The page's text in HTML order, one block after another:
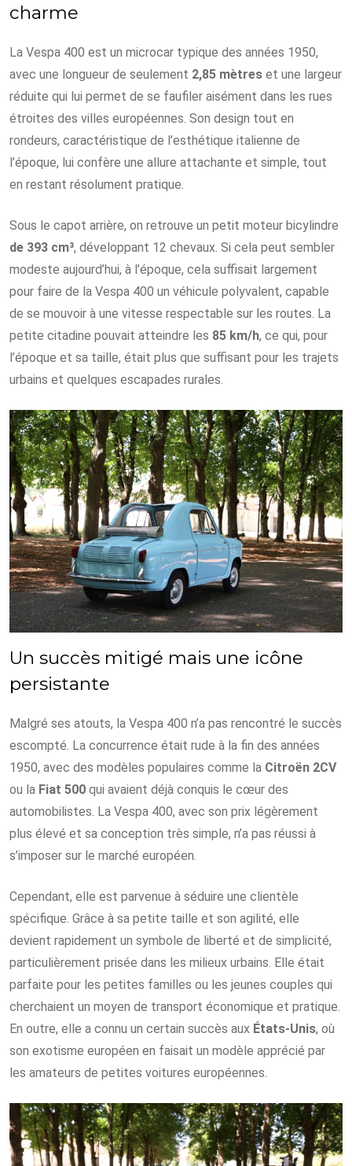
charme
La Vespa 400 est un microcar typique des années 1950,
avec une longueur de seulement 2,85 mètres et une largeur
réduite qui lui permet de se faufiler aisément dans les rues
étroites des villes européennes. Son design tout en
rondeurs, caractéristique de l’esthétique italienne de
l’époque, lui confère une allure attachante et simple, tout
en restant résolument pratique.
Sous le capot arrière, on retrouve un petit moteur bicylindre
de 393 cm³, développant 12 chevaux. Si cela peut sembler
modeste aujourd’hui, à l’époque, cela suffisait largement
pour faire de la Vespa 400 un véhicule polyvalent, capable
de se mouvoir à une vitesse respectable sur les routes. La
petite citadine pouvait atteindre les 85 km/h, ce qui, pour
l’époque et sa taille, était plus que suffisant pour les trajets
urbains et quelques escapades rurales.
Un succès mitigé mais une icône
persistante
Malgré ses atouts, la Vespa 400 n’a pas rencontré le succès
escompté. La concurrence était rude à la fin des années
1950, avec des modèles populaires comme la Citroën 2CV
ou la Fiat 500 qui avaient déjà conquis le cœur des
automobilistes. La Vespa 400, avec son prix légèrement
plus élevé et sa conception très simple, n’a pas réussi à
s’imposer sur le marché européen.
Cependant, elle est parvenue à séduire une clientèle
spécifique. Grâce à sa petite taille et son agilité, elle
devient rapidement un symbole de liberté et de simplicité,
particulièrement prisée dans les milieux urbains. Elle était
parfaite pour les petites familles ou les jeunes couples qui
cherchaient un moyen de transport économique et pratique.
En outre, elle a connu un certain succès aux États-Unis, où
son exotisme européen en faisait un modèle apprécié par
les amateurs de petites voitures européennes.